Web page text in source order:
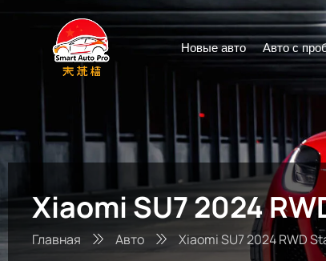
Новые авто Авто с
Xiaomi SU7 2024
Главная Авто Xiaomi SU7 2024 RWD